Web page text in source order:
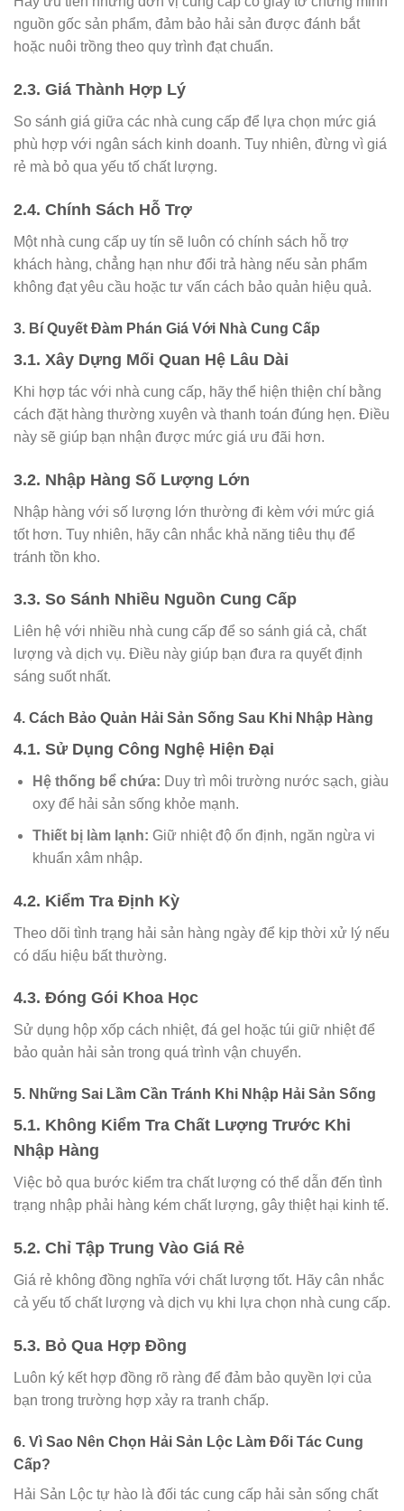
nguồn gốc sản phẩm, đảm bảo hải sản được đánh bắt
hoặc nuôi trồng theo quy trình đạt chuẩn.
2.3. Giá Thành Hợp Lý
So sánh giá giữa các nhà cung cấp để lựa chọn mức giá
phù hợp với ngân sách kinh doanh. Tuy nhiên, đừng vì giá
rẻ mà bỏ qua yếu tố chất lượng.
2.4. Chính Sách Hỗ Trợ
Một nhà cung cấp uy tín sẽ luôn có chính sách hỗ trợ
khách hàng, chẳng hạn như đổi trả hàng nếu sản phẩm
không đạt yêu cầu hoặc tư vấn cách bảo quản hiệu quả.
3. Bí Quyết Đàm Phán Giá Với Nhà Cung Cấp
3.1. Xây Dựng Mối Quan Hệ Lâu Dài
Khi hợp tác với nhà cung cấp, hãy thể hiện thiện chí bằng
cách đặt hàng thường xuyên và thanh toán đúng hẹn. Điều
này sẽ giúp bạn nhận được mức giá ưu đãi hơn.
3.2. Nhập Hàng Số Lượng Lớn
Nhập hàng với số lượng lớn thường đi kèm với mức giá
tốt hơn. Tuy nhiên, hãy cân nhắc khả năng tiêu thụ để
tránh tồn kho.
3.3. So Sánh Nhiều Nguồn Cung Cấp
Liên hệ với nhiều nhà cung cấp để so sánh giá cả, chất
lượng và dịch vụ. Điều này giúp bạn đưa ra quyết định
sáng suốt nhất.
4. Cách Bảo Quản Hải Sản Sống Sau Khi Nhập Hàng
4.1. Sử Dụng Công Nghệ Hiện Đại
Hệ thống bể chứa: Duy trì môi trường nước sạch, giàu
oxy để hải sản sống khỏe mạnh.
Thiết bị làm lạnh: Giữ nhiệt độ ổn định, ngăn ngừa vi
khuẩn xâm nhập.
4.2. Kiểm Tra Định Kỳ
Theo dõi tình trạng hải sản hàng ngày để kịp thời xử lý nếu
có dấu hiệu bất thường.
4.3. Đóng Gói Khoa Học
Sử dụng hộp xốp cách nhiệt, đá gel hoặc túi giữ nhiệt để
bảo quản hải sản trong quá trình vận chuyển.
5. Những Sai Lầm Cần Tránh Khi Nhập Hải Sản Sống
5.1. Không Kiểm Tra Chất Lượng Trước Khi
Nhập Hàng
Việc bỏ qua bước kiểm tra chất lượng có thể dẫn đến tình
trạng nhập phải hàng kém chất lượng, gây thiệt hại kinh tế.
5.2. Chỉ Tập Trung Vào Giá Rẻ
Giá rẻ không đồng nghĩa với chất lượng tốt. Hãy cân nhắc
cả yếu tố chất lượng và dịch vụ khi lựa chọn nhà cung cấp.
5.3. Bỏ Qua Hợp Đồng
Luôn ký kết hợp đồng rõ ràng để đảm bảo quyền lợi của
bạn trong trường hợp xảy ra tranh chấp.
6. Vì Sao Nên Chọn Hải Sản Lộc Làm Đối Tác Cung
Cấp?
Hải Sản Lộc tự hào là đối tác cung cấp hải sản sống chất